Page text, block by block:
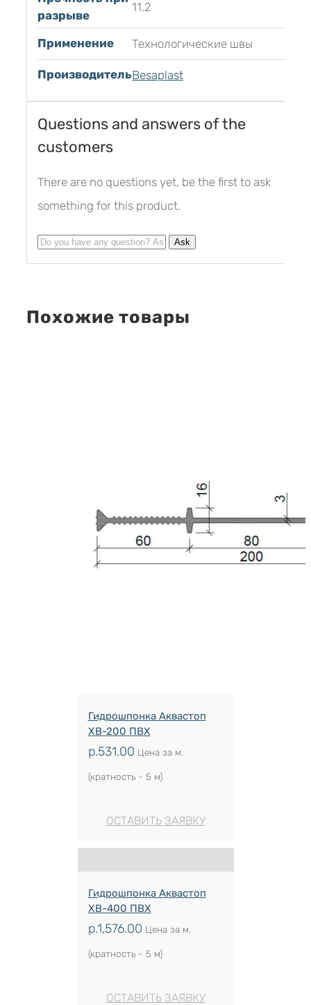
разрыве
11.2
Применение Технологические швы
ПроизводительBesaplast
Questions and answers of the
customers
There are no questions yet, be the first to ask
something for this product.
Похожие товары
Гидрошпонка Аквастоп
ХВ-200 ПВХ
р.531.00 Цена за м.
(кратность - 5 м)
ОСТАВИТЬ ЗАЯВКУ
Гидрошпонка Аквастоп
ХВ-400 ПВХ
р.1,576.00 Цена за м.
(кратность - 5 м)
ОСТАВИТЬ ЗАЯВКУ